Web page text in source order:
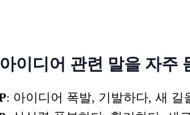
이디어 관련 말을 자주
: 아이디어 폭발, 기발하다, 새 길